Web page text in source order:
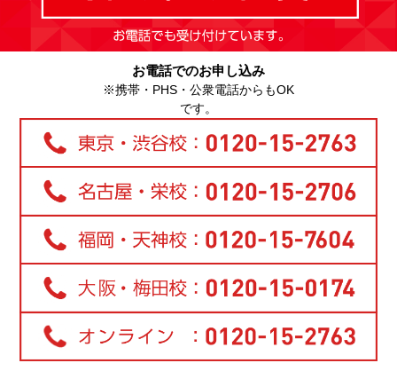
お電話でのお申し込み
※携帯・PHS・公衆電話からもOK
です。